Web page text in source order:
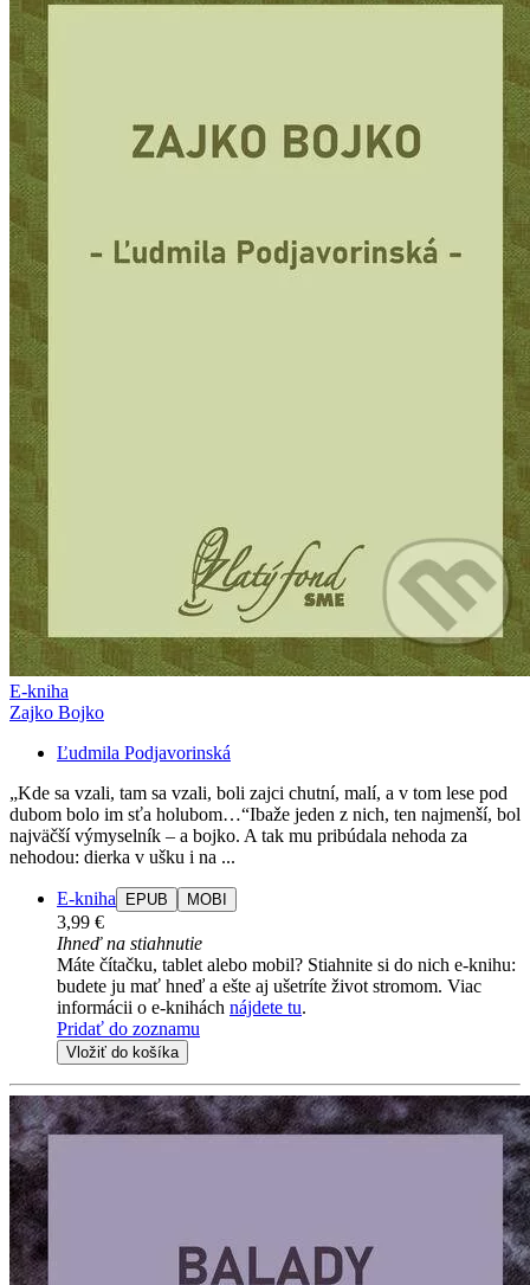
E-kniha
Zajko Bojko
Ľudmila Podjavorinská
„Kde sa vzali, tam sa vzali, boli zajci chutní, malí, a v tom lese pod
dubom bolo im sťa holubom…“Ibaže jeden z nich, ten najmenší, bol
najväčší výmyselník – a bojko. A tak mu pribúdala nehoda za
nehodou: dierka v ušku i na ...
E-kniha EPUB MOBI
3,99 €
Ihneď na stiahnutie
Máte čítačku, tablet alebo mobil? Stiahnite si do nich e-knihu:
budete ju mať hneď a ešte aj ušetríte život stromom. Viac
informácii o e-knihách nájdete tu.
Pridať do zoznamu
Vložiť do košíka